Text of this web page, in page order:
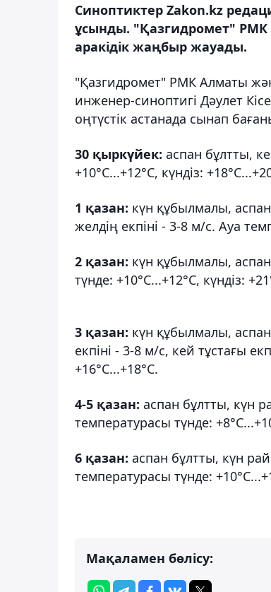
Синоптиктер Zakon.kz
ұсынды. "Қазгидромет" РМК
аракідік жаңбыр жауады.
"Қазгидромет" РМК Алматы
инженер-синоптигі Дәулет
оңтүстік астанада сынап
30 қыркүйек: аспан бұлтты,
+10°С...+12°С, күндіз:
1 қазан: күн құбылмалы,
желдің екпіні - 3-8 м/с. Ауа
2 қазан: күн құбылмалы,
түнде: +10°С...+12°С, күндіз:
3 қазан: күн құбылмалы,
екпіні - 3-8 м/с, кей тұстағы
+16°С...+18°С.
4-5 қазан: аспан бұлтты, күн
температурасы түнде:
6 қазан: аспан бұлтты, күн
температурасы түнде:
Мақаламен бөлісу: